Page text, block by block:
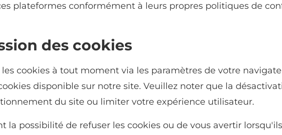
plateformes conformément à leurs propres politiques de
des cookies
cookies à tout moment via les paramètres de votre
disponible sur notre site. Veuillez noter que la
du site ou limiter votre expérience utilisateur.
la possibilité de refuser les cookies ou de vous avertir